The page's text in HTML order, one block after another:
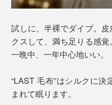
試しに、半裸でダイブ。
クスして、満ち足りる感覚
一晩中、一年中心地いい。
“LAST 毛布”はシルクに
まれて眠ります。